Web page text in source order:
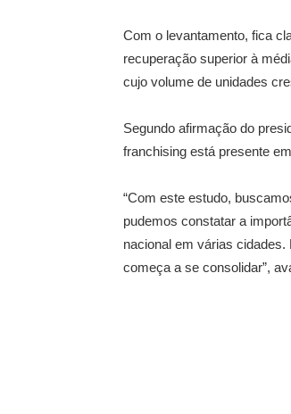
Com o levantamento, fica
recuperação superior à
cujo volume de unidades
Segundo afirmação do
franchising está presente
“Com este estudo,
pudemos constatar a
nacional em várias
começa a se consolidar”,